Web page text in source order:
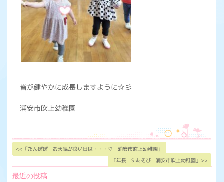
皆が健やかに成長しますように☆彡
浦安市吹上幼稚園
<<「たんぽぽ お天気が良い日は・・・♡ 浦安市吹上幼稚園」
「年長 SIあそび 浦安市吹上幼稚園」>>
最近の投稿